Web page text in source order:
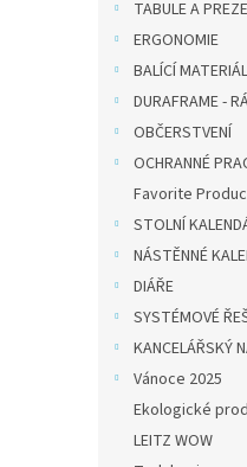
TABULE A
ERGONOMIE
BALÍCÍ MATERIÁL
DURAFRAME -
OBČERSTVENÍ
OCHRANNÉ
Favorite
STOLNÍ
NÁSTĚNNÉ
DIÁŘE
SYSTÉMOVÉ
KANCELÁŘSKÝ
Vánoce 2025
Ekologické
LEITZ WOW